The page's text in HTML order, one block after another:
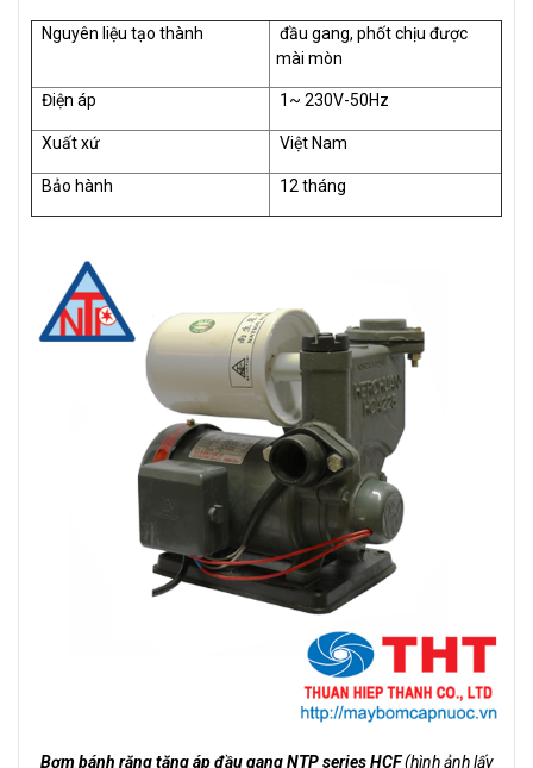
Nguyên liệu tạo thành
đầu gang, phốt chịu được
mài mòn
Điện áp 1~ 230V-50Hz
Xuất xứ Việt Nam
Bảo hành 12 tháng
Bơm bánh răng tăng áp đầu gang NTP series HCF(hình ảnh lấy